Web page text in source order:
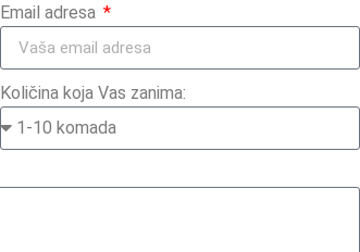
Email adresa
Količina koja Vas zanima: